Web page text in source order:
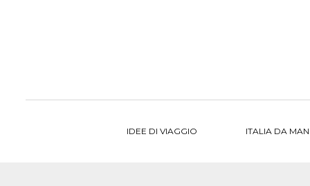
IDEE DI VIAGGIO ITALIA DA